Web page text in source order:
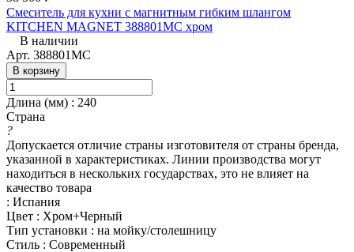
Смеситель для кухни с магнитным гибким шлангом
KITCHEN MAGNET 388801MC хром
В наличии
Арт. 388801MC
В корзину
Длина (мм) : 240
Страна
?
Допускается отличие страны изготовителя от страны бренда,
указанной в характеристиках. Линии производства могут
находиться в нескольких государствах, это не влияет на
качество товара
: Испания
Цвет : Хром+Черный
Тип установки : на мойку/столешницу
Стиль : Современный